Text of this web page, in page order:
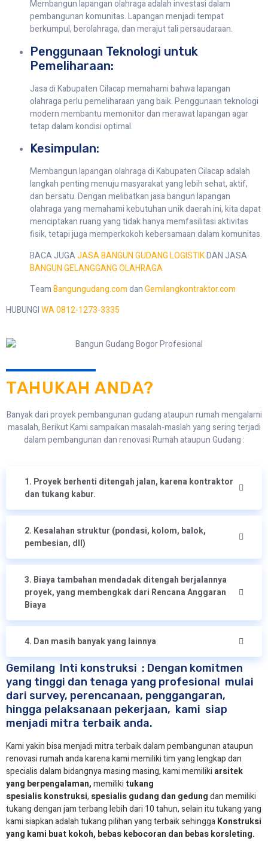
Membangun lapangan olahraga adalah investasi dalam
pembangunan komunitas. Lapangan menjadi tempat
berkumpul, berolahraga, dan merajut tali persaudaraan.
Penggunaan Teknologi untuk
Pemeliharaan:
Jasa di Kabupaten Cilacap memahami bahwa lapangan
olahraga perlu pemeliharaan yang baik. Penggunaan teknologi
modern membantu memonitor dan merawat lapangan agar
tetap dalam kondisi optimal.
Kesimpulan:
Membangun lapangan olahraga di Kabupaten Cilacap adalah
langkah penting menuju masyarakat yang lebih sehat, aktif,
dan bersatu. Dengan melibatkan jasa bangun lapangan
olahraga yang memahami kebutuhan unik daerah ini, kita dapat
menciptakan ruang yang tidak hanya memfasilitasi aktivitas
fisik, tetapi juga memperkokoh kebersamaan dalam komunitas.
BACA JUGAJASA BANGUN GUDANG LOGISTIKDAN JASA
BANGUN GELANGGANG OLAHRAGA
TeamBangungudang.comdanGemilangkontraktor.com
HUBUNGIWA 0812-1273-3335
TAHUKAH ANDA?
Banyak dari proyek pembangunan gudang ataupun rumah mengalami
masalah, Berikut Kami sampaikan masalah-maslah yang sering terjadi
dalam pembangunan dan renovasi Rumah ataupun Gudang :
1. Proyek berhenti ditengah jalan, karena kontraktor
dan tukang kabur.
2. Kesalahan struktur (pondasi, kolom, balok,
pembesian, dll)
3. Biaya tambahan mendadak ditengah berjalannya
proyek, yang membengkak dari Rencana Anggaran
Biaya
4. Dan masih banyak yang lainnya
Gemilang Inti konstruksi : Dengan komitmen
yang tinggi dan tenaga yang profesional mulai
dari survey, perencanaan, penggangaran,
hingga pelaksanaan pekerjaan, kami siap
menjadi mitra terbaik anda.
Kami yakin bisa menjadi mitra terbaik dalam pembangunan ataupun
renovasi rumah anda karena kami memiliki tim yang lengkap dan
specialis dalam bidangnya masing masing, kami memiliki arsitek
yang berpengalaman,memiliki tukang
spesialiskonstruksi, spesialis gudang dan gedungdan memiliki
tukang dengan jam terbang lebih dari 10 tahun, selain itu tukang yang
kami siapkan adalah tukang pilihan yang terbaik sehinggaKonstruksi
yang kami buat kokoh, bebas kebocoran dan bebas korsleting.